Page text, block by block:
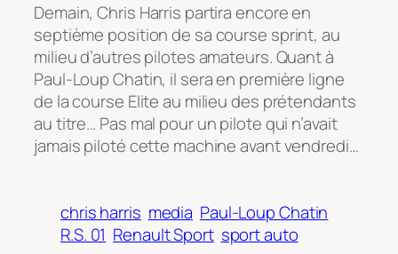
Demain, Chris Harris partira encore en
septième position de sa course sprint, au
milieu d’autres pilotes amateurs. Quant à
Paul-Loup Chatin, il sera en première ligne
de la course Elite au milieu des prétendants
au titre… Pas mal pour un pilote qui n’avait
jamais piloté cette machine avant vendredi…
chris harris media Paul-Loup Chatin
R.S. 01 Renault Sport sport auto